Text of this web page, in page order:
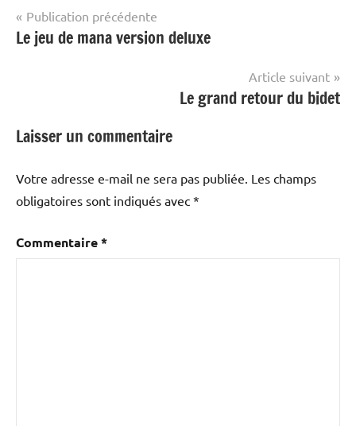
Navigation
de
Publication précédente
Le jeu de mana version deluxe
Article suivant
Le grand retour du bidet
Laisser un commentaire
Votre adresse e-mail ne sera pas publiée. Les champs
obligatoires sont indiqués avec *
Commentaire*